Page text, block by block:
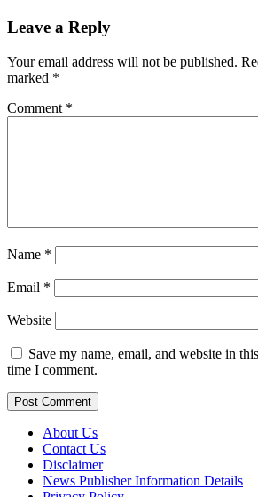
Leave a Reply
Your email address will not be published.
marked *
Comment *
Name *
Email *
Website
Save my name, email, and website in
time I comment.
About Us
Contact Us
Disclaimer
News Publisher Information Details